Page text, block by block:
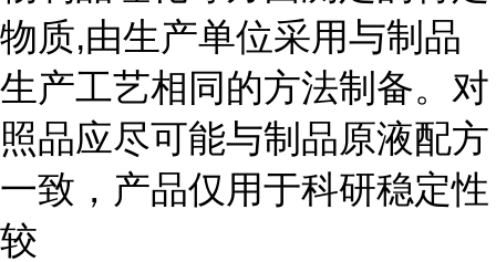
物质,由生产单位采用与制品
生产工艺相同的方法制备。对
照品应尽可能与制品原液配方
一致，产品仅用于科研稳定性
较